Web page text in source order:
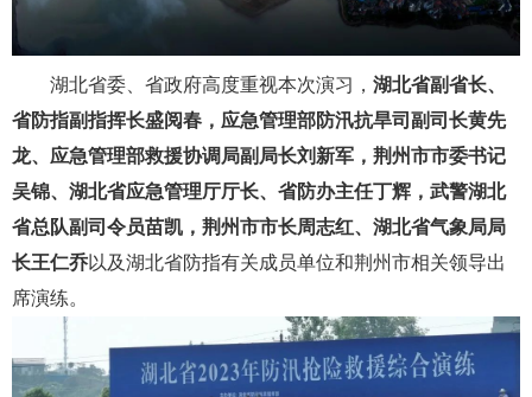
湖北省委、省政府高度重视本次演习， 湖北省副省长、
省防指副指挥长盛阅春，应急管理部防汛抗旱司副司长黄先
龙、应急管理部救援协调局副局长刘新军，荆州市市委书记
吴锦、湖北省应急管理厅厅长、省防办主任丁辉，武警湖北
省总队副司令员苗凯，荆州市市长周志红、湖北省气象局局
长王仁乔以及湖北省防指有关成员单位和荆州市相关领导出
席演练。